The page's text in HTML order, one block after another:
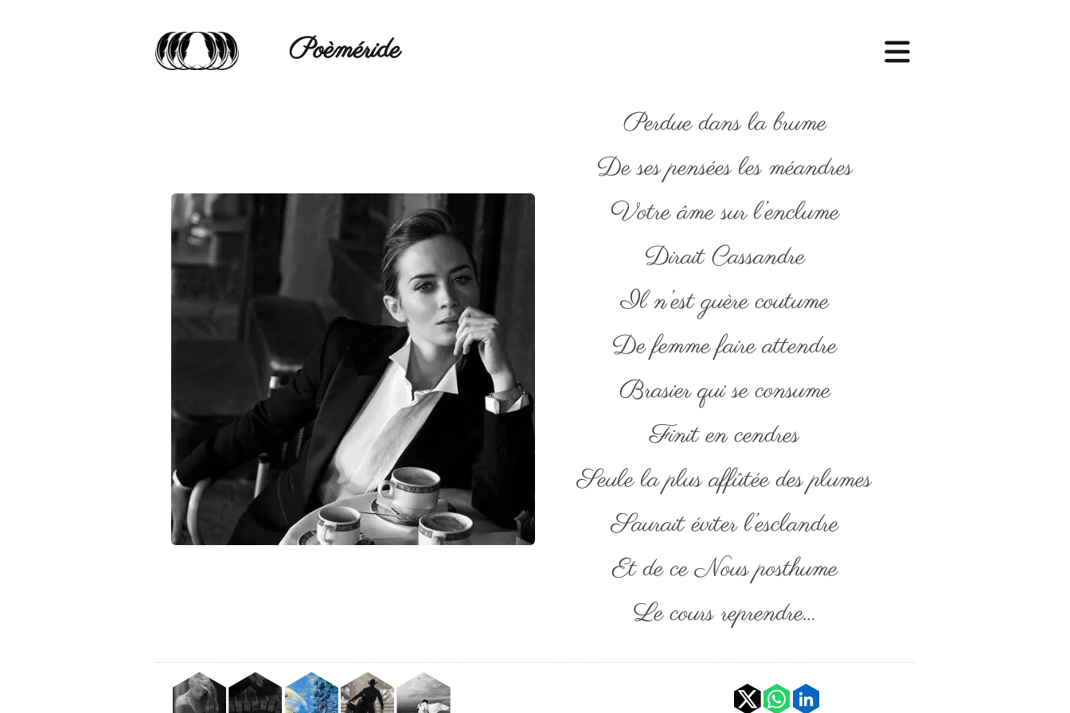
Poèméride
Perdue dans la brume
De ses pensées les méandres
Votre âme sur l’enclume
Dirait Cassandre
Il n’est guère coutume
De femme faire attendre
Brasier qui se consume
Finit en cendres
Seule la plus affûtée des plumes
Saurait éviter l’esclandre
Et de ce Nous posthume
Le cours reprendre…